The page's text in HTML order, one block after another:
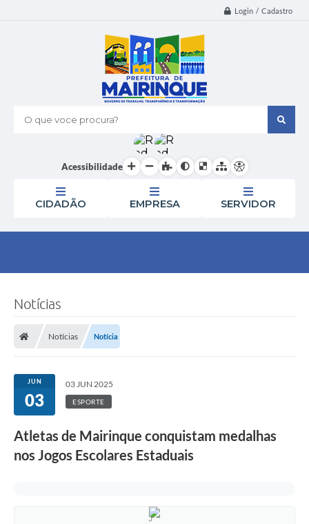
Login / Cadastro
O que voce procura?
Acessibilidade
CIDADÃO EMPRESA SERVIDOR
Notícias
Notícias Notícia
JUN
03
03 JUN 2025
ESPORTE
Atletas de Mairinque conquistam medalhas
nos Jogos Escolares Estaduais